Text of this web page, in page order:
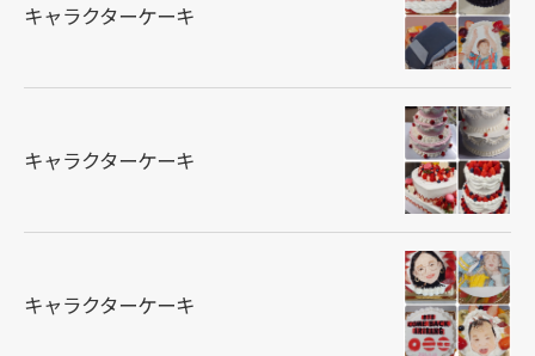
キャラクターケーキ
キャラクターケーキ
キャラクターケーキ